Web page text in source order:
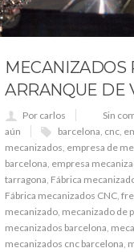
MECANIZADOS
ARRANQUE DE
Por carlos
Sin
aún
barcelona cnc
mecanizados empresa de
barcelona empresa
tarragona Fábrica
Fábrica mecanizados CNC
mecanizado mecanizado de
mecanizados barcelona
mecanizados cnc barcelona